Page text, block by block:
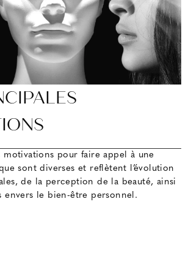
motivations pour faire appel à une
sont diverses et reflètent l’évolution
de la perception de la beauté, ainsi
envers le bien-être personnel.